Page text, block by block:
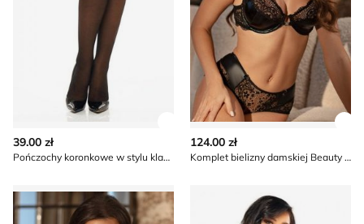
39.00 zł
Pończochy koronkowe w stylu klasycznym Beauty Night
124.00 zł
Komplet bielizny damskiej Beauty Night
Beauty Night - Komplet bielizny damskiej elegancki z
Szlafrok damski koronkowy